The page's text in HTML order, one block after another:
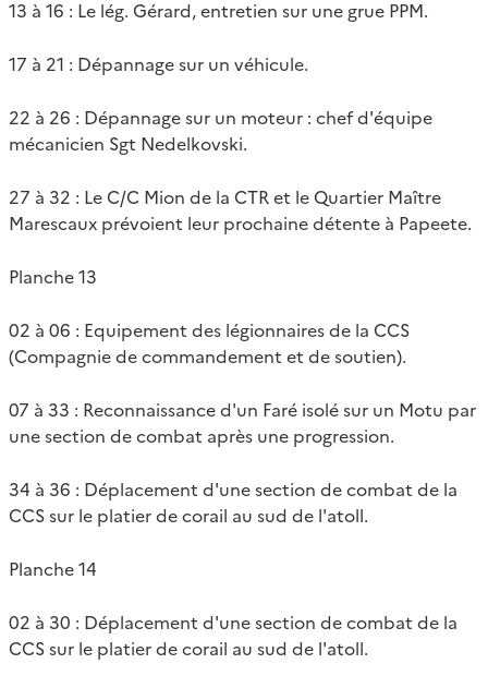
13 à 16 : Le lég. Gérard, entretien sur une grue PPM.
17 à 21 : Dépannage sur un véhicule.
22 à 26 : Dépannage sur un moteur : chef d'équipe
mécanicien Sgt Nedelkovski.
27 à 32 : Le C/C Mion de la CTR et le Quartier Maître
Marescaux prévoient leur prochaine détente à Papeete.
Planche 13
02 à 06 : Equipement des légionnaires de la CCS
(Compagnie de commandement et de soutien).
07 à 33 : Reconnaissance d'un Faré isolé sur un Motu par
une section de combat après une progression.
34 à 36 : Déplacement d'une section de combat de la
CCS sur le platier de corail au sud de l'atoll.
Planche 14
02 à 30 : Déplacement d'une section de combat de la
CCS sur le platier de corail au sud de l'atoll.